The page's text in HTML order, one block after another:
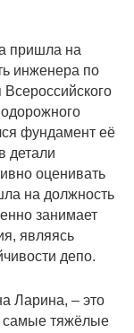
пришла на
инженера по
фундамент её
детали
оценивать
на должность
занимает
являясь
депо.
Ларина, – это
самые тяжёлые